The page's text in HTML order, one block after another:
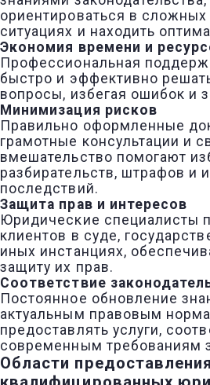
ориентироваться в
ситуациях и находить
Экономия времени и
Профессиональная
быстро и эффективно
вопросы, избегая ошибок и
Минимизация рисков
Правильно оформленные
грамотные консультации и
вмешательство помогают
разбирательств, штрафов и
последствий.
Защита прав и интересов
Юридические специалисты
клиентов в суде,
иных инстанциях,
защиту их прав.
Соответствие
Постоянное обновление
актуальным правовым
предоставлять услуги,
современным требованиям
Области предоставления